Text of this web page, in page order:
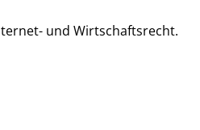
und Wirtschaftsrecht.